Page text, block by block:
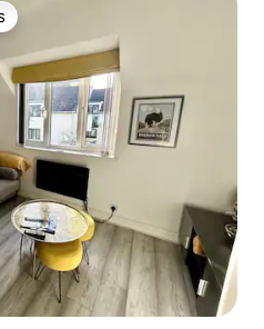
plus appréciés